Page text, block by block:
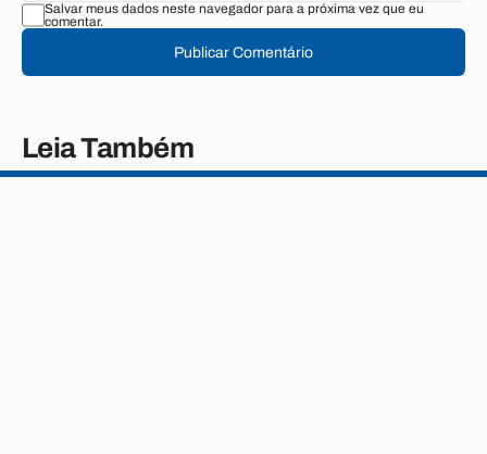
Salvar meus dados neste navegador para a próxima vez que eu
comentar.
Publicar Comentário
Leia Também